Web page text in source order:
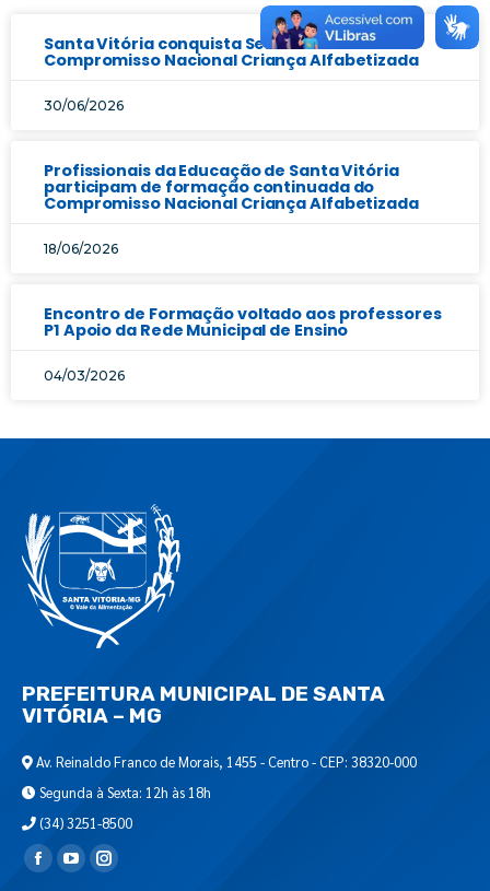
Santa Vitória conquista Selo Prata do
Compromisso Nacional Criança Alfabetizada
30/06/2026
Profissionais da Educação de Santa Vitória
participam de formação continuada do
Compromisso Nacional Criança Alfabetizada
18/06/2026
Encontro de Formação voltado aos professores
P1 Apoio da Rede Municipal de Ensino
04/03/2026
PREFEITURA MUNICIPAL DE SANTA
VITÓRIA – MG
Av. Reinaldo Franco de Morais, 1455 - Centro - CEP: 38320-000
Segunda à Sexta: 12h às 18h
(34) 3251-8500
Encontre-nos em: